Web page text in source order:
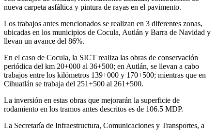
nueva carpeta asfáltica y pintura de rayas en el pavimento.
Los trabajos antes mencionados se realizan en 3 diferentes zonas,
ubicadas en los municipios de Cocula, Autlán y Barra de Navidad y
llevan un avance del 86%.
En el caso de Cocula, la SICT realiza las obras de conservación
periódica del km 20+000 al 36+500; en Autlán, se llevan a cabo
trabajos entre los kilómetros 139+000 y 170+500; mientras que en
Cihuatlán se trabaja del 251+500 al 261+500.
La inversión en estas obras que mejorarán la superficie de
rodamiento en los tramos antes descritos es de 106.5 MDP.
La Secretaría de Infraestructura, Comunicaciones y Transportes, a